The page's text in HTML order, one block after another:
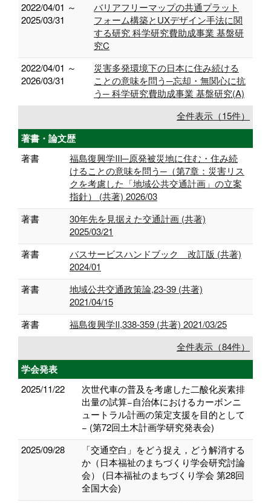
2022/04/01 ～
2025/03/31
バリアフリーマップの共通プラット
フォーム構築とUXデザイン手法に関
する研究 科学研究費助成事業 基盤研
究C
2022/04/01 ～
2026/03/31
災害多発環境下の日本に住み続ける
ことの意味を問う─忘却・無関心に抗
う─ 科学研究費助成事業 基盤研究(A)
全件表示（15件）
著書・論文歴
著書
福島復興学Ⅲ─原発被災地に住む・住み続
けることの意味を問う─（第7章：災害リス
クを考慮した「地域公共交通計画」の立案
指針） (共著) 2026/03
著書
30年先を見据えた交通計画 (共著)
2025/03/21
著書
バスサービスハンドブック 改訂版 (共著)
2024/01
著書
地域公共交通政策論,23-39 (共著)
2021/04/15
著書
福島復興学Ⅱ,338-359 (共著) 2021/03/25
全件表示（84件）
学会発表
2025/11/22
次世代車の普及を考慮した二酸化炭素排
出量の試算−自治体におけるカーボンニ
ュートラル計画の策定支援を目的として
− (第72回土木計画学研究発表会)
2025/09/28
「交通空白」をどう捉え，どう解消する
か（日本福祉のまちづくり学会研究討論
会） (日本福祉のまちづくり学会 第28回
全国大会)